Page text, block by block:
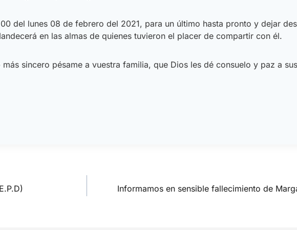
del lunes 08 de febrero del 2021, para un último hasta pronto y dejar
en las almas de quienes tuvieron el placer de compartir con él.
sincero pésame a vuestra familia, que Dios les dé consuelo y paz a
Informamos en sensible fallecimiento de